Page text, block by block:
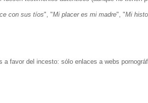
con sus tíos", "Mi placer es mi madre", "Mi
favor del incesto: sólo enlaces a webs